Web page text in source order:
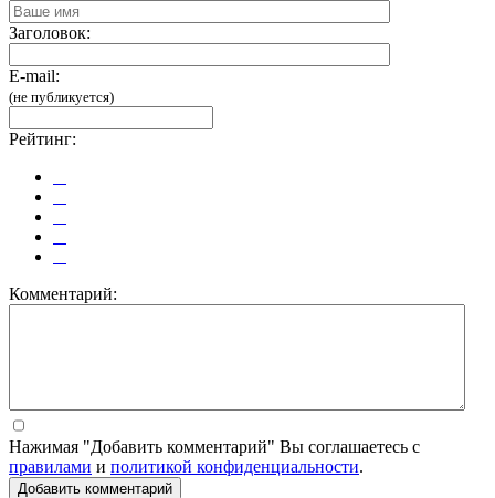
Заголовок:
E-mail:
(не публикуется)
Рейтинг:
Комментарий:
Нажимая "Добавить комментарий" Вы соглашаетесь с
правилами и политикой конфиденциальности.
Добавить комментарий